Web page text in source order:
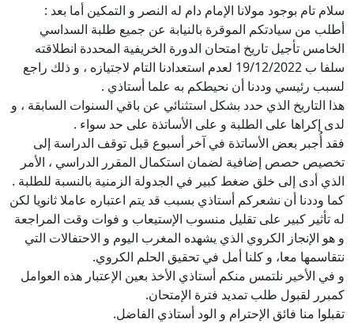
سلام تام بوجود مولانا الإمام دام له النصر و التمكين أما بعد :
أطلب من سيادتكم الموقرة بالنيابة عن جميع طلبة السداسي
الخامس تأجيل تاريخ امتحان الدورة الخريفية المحددة انطلاقته
سلفا ب 19/12/2022 لعدم استعدادنا التام لاجتيازه ، و ذلك راجع
لسبب رئيسي وددنا أن نحيطكم به علما أستاذي .
هذا التاريخ الذي حدد بشكل استثنائي عن باقي السنوات السابقة ، و
لدى إكراها على الطلبة و على الأساتذة على حد سواء .
فقد أُجبر بعض الأساتذة في آخر أسبوع قبل توقف الدراسة إلى
تخصيص حصص إضافية لضمان استكمال المقرر الدراسي ، الأمر
الذي أدى إلى خلق ضغط كبير في الجدولة الزمنية بالنسبة للطلبة .
كما وددنا أن نشعركم أستاذي بسبب قد يتم اعتباره عاملا ثانويا لكن
له تأثير كبير على تقليل منسوب الإستيعاب و فوات وقت المراجعة
و هو الإنجاز الكروي الذي يشهده المغرب اليوم و الاحتفالات التي
نتقاسمها معا، و كلنا أمل في تحقيق الحلم الكروي.
و في الأخير نلتمس منكم أستاذي الأخذ بعين الإعتبار هذه العوامل
كمبرر لقبول طلب تمديد فترة الإمتحان.
تقبلوا منا فائق الإحترام و الود أستاذي الفاضل.